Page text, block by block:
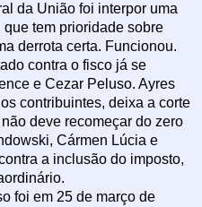
da União foi interpor uma
tem prioridade sobre
derrota certa. Funcionou.
contra o fisco já se
e Cezar Peluso. Ayres
contribuintes, deixa a corte
deve recomeçar do zero
Cármen Lúcia e
a inclusão do imposto,
foi em 25 de março de